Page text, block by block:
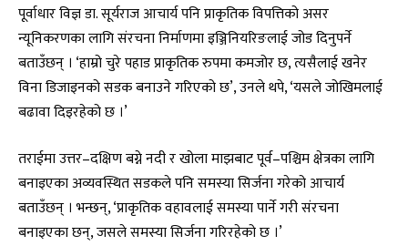
पूर्वाधार विज्ञ डा. सूर्यराज आचार्य पनि प्राकृतिक विपत्तिको असर
न्यूनिकरणका लागि संरचना निर्माणमा इञ्जिनियरिङलाई जोड दिनुपर्ने
बताउँछन् । ‘हाम्रो चुरे पहाड प्राकृतिक रुपमा कमजोर छ, त्यसैलाई खनेर
विना डिजाइनको सडक बनाउने गरिएको छ’, उनले थपे, ‘यसले जोखिमलाई
बढावा दिइरहेको छ ।’
तराईमा उत्तर–दक्षिण बग्ने नदी र खोला माझबाट पूर्व–पश्चिम क्षेत्रका लागि
बनाइएका अव्यवस्थित सडकले पनि समस्या सिर्जना गरेको आचार्य
बताउँछन् । भन्छन्, ‘प्राकृतिक वहावलाई समस्या पार्ने गरी संरचना
बनाइएका छन्, जसले समस्या सिर्जना गरिरहेको छ ।’